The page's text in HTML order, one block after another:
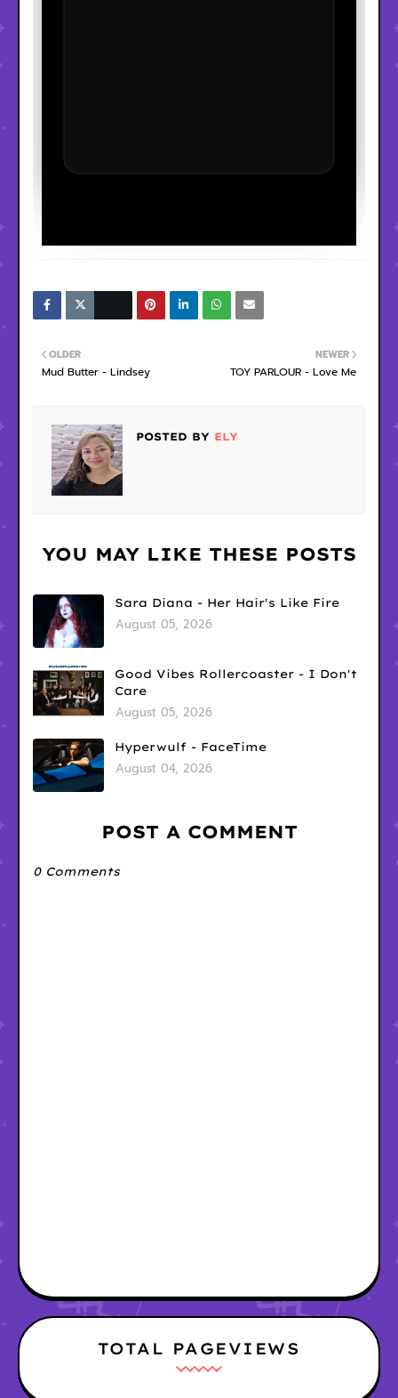
NEWER
TOY PARLOUR - Love Me
OLDER
Mud Butter - Lindsey
POSTED BY ELY
YOU MAY LIKE THESE POSTS
Sara Diana - Her Hair's Like Fire
August 05, 2026
Good Vibes Rollercoaster - I Don't
Care
August 05, 2026
Hyperwulf - FaceTime
August 04, 2026
POST A COMMENT
0 Comments
TOTAL PAGEVIEWS